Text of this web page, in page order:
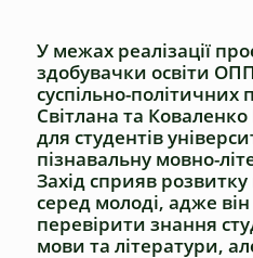
У межах реалізації
здобувачки освіти
суспільно-політичних
Світлана та
для студентів
пізнавальну мовно-
Захід сприяв
серед молоді, адже
перевірити знання
мови та літератури,